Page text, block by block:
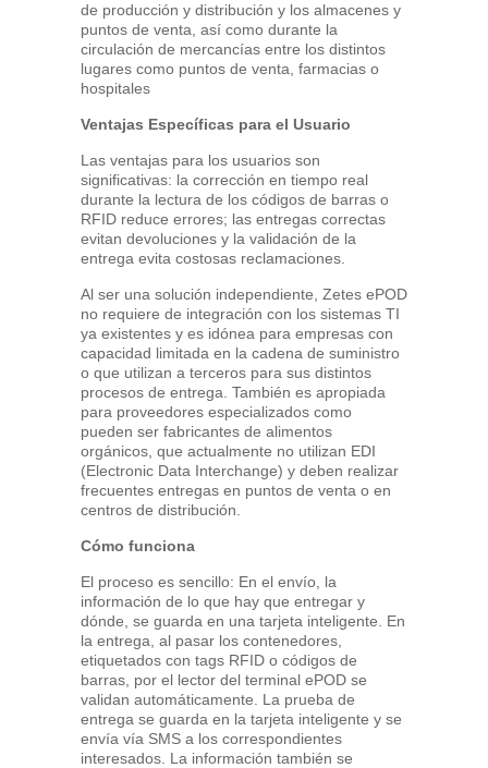
de producción y distribución y los almacenes y
puntos de venta, así como durante la
circulación de mercancías entre los distintos
lugares como puntos de venta, farmacias o
hospitales
Ventajas Específicas para el Usuario
Las ventajas para los usuarios son
significativas: la corrección en tiempo real
durante la lectura de los códigos de barras o
RFID reduce errores; las entregas correctas
evitan devoluciones y la validación de la
entrega evita costosas reclamaciones.
Al ser una solución independiente, Zetes ePOD
no requiere de integración con los sistemas TI
ya existentes y es idónea para empresas con
capacidad limitada en la cadena de suministro
o que utilizan a terceros para sus distintos
procesos de entrega. También es apropiada
para proveedores especializados como
pueden ser fabricantes de alimentos
orgánicos, que actualmente no utilizan EDI
(Electronic Data Interchange) y deben realizar
frecuentes entregas en puntos de venta o en
centros de distribución.
Cómo funciona
El proceso es sencillo: En el envío, la
información de lo que hay que entregar y
dónde, se guarda en una tarjeta inteligente. En
la entrega, al pasar los contenedores,
etiquetados con tags RFID o códigos de
barras, por el lector del terminal ePOD se
validan automáticamente. La prueba de
entrega se guarda en la tarjeta inteligente y se
envía vía SMS a los correspondientes
interesados. La información también se